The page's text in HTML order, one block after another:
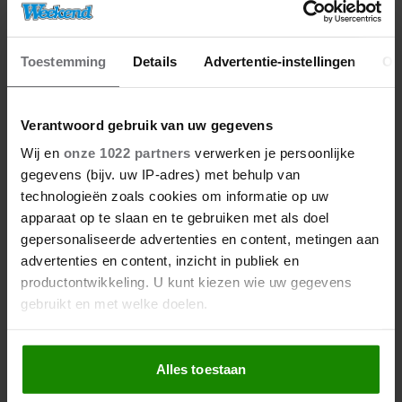
Toestemming Details Advertentie-instellingen
Verantwoord gebruik van uw gegevens
Wij en onze 1022 partners verwerken je persoonlijke
gegevens (bijv. uw IP-adres) met behulp van
technologieën zoals cookies om informatie op uw
apparaat op te slaan en te gebruiken met als doel
gepersonaliseerde advertenties en content, metingen aan
advertenties en content, inzicht in publiek en
productontwikkeling. U kunt kiezen wie uw gegevens
gebruikt en met welke doelen.
Als u het toestaat, willen we ook graag:
Informatie verzamelen over uw geografische
locatie, die tot een paar meter nauwkeurig kan zijn
Alles toestaan
06/08/2026
ROXEANNE EN ANDRÉ HAZES
DENKEN TERUG AAN ‘KAPOT
ENGE’ HAZES-IMITATOR: ‘ECHT
NIET GOED BIJ JE PAASEI’